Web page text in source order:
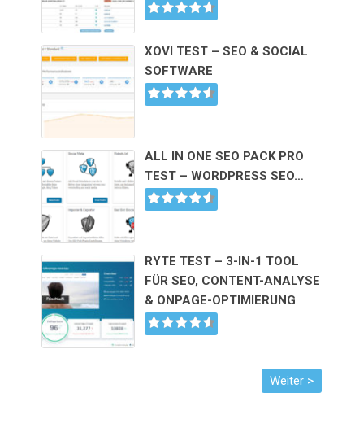
XOVI TEST – SEO & SOCIAL
SOFTWARE
ALL IN ONE SEO PACK PRO
TEST – WORDPRESS SEO…
RYTE TEST – 3-IN-1 TOOL
FÜR SEO, CONTENT-ANALYSE
& ONPAGE-OPTIMIERUNG